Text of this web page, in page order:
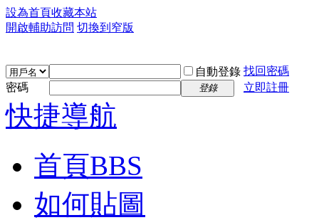
設為首頁收藏本站
開啟輔助訪問 切換到窄版
自動登錄 找回密碼
密碼
登錄 立即註冊
快捷導航
首頁BBS
如何貼圖